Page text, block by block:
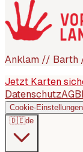
Anklam // Barth
Jetzt Karten
DatenschutzAGB
Cookie-Einstellungen
🇩🇪de